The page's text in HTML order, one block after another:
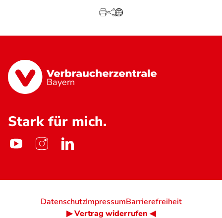
Bayern
Stark für mich.
DatenschutzImpressumBarrierefreiheit
▶ Vertrag widerrufen ◀